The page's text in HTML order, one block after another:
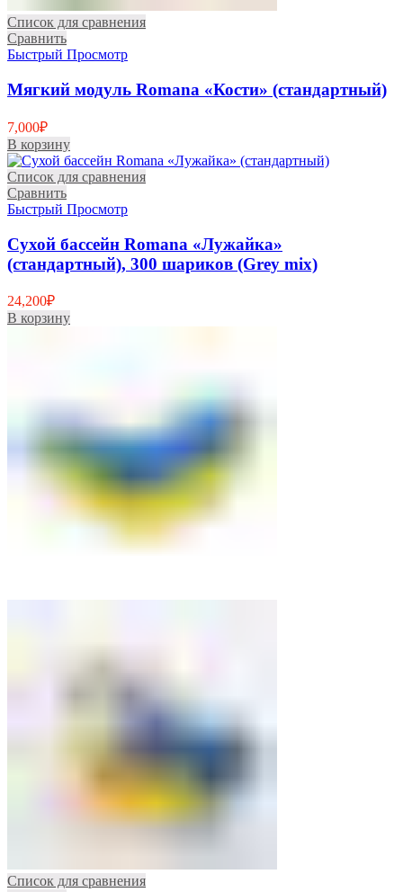
Список для сравнения
Сравнить
Быстрый Просмотр
Мягкий модуль Romana «Кости» (стандартный)
7,000₽
В корзину
Список для сравнения
Сравнить
Быстрый Просмотр
Сухой бассейн Romana «Лужайка»
(стандартный), 300 шариков (Grey mix)
24,200₽
В корзину
Список для сравнения